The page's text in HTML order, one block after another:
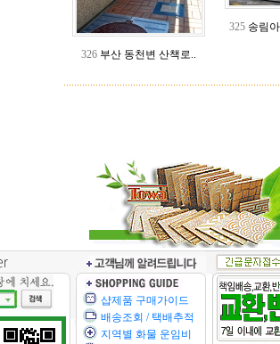
326 부산 동천변 산책로..
325 송림
샵제품 구매가이드
배송조회 / 택배추적
지역별 화물 운임비